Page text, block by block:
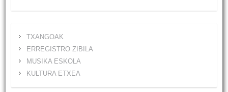
TXANGOAK
ERREGISTRO ZIBILA
MUSIKA ESKOLA
KULTURA ETXEA